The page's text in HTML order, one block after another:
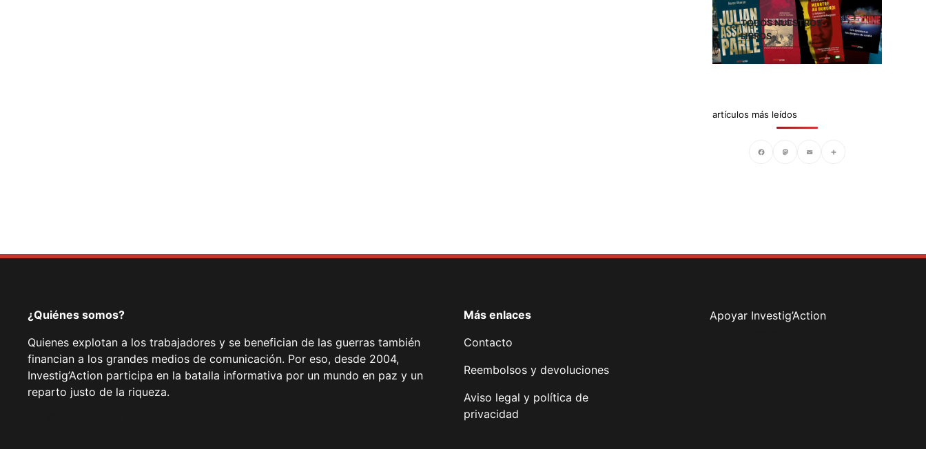
TODOS NUESTROS
LIBROS
artículos más leídos
¿Quiénes somos?
Quienes explotan a los trabajadores y se benefician de las guerras también
financian a los grandes medios de comunicación. Por eso, desde 2004,
Investig’Action participa en la batalla informativa por un mundo en paz y un
reparto justo de la riqueza.
Más enlaces
Contacto
Reembolsos y devoluciones
Aviso legal y política de
privacidad
Apoyar Investig’Action